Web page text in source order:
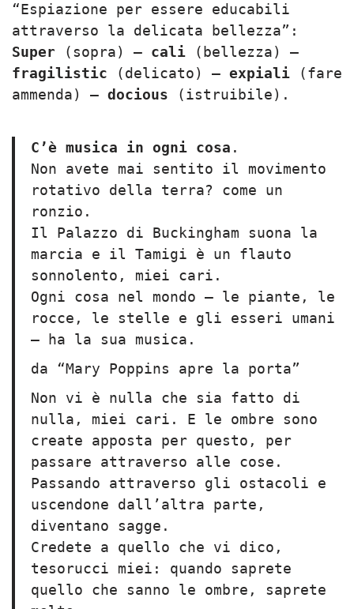
“Espiazione per essere educabili
attraverso la delicata bellezza”:
Super (sopra) – cali (bellezza) –
fragilistic (delicato) – expiali (fare
ammenda) – docious (istruibile).
C’è musica in ogni cosa .
Non avete mai sentito il movimento
rotativo della terra? come un
ronzio.
Il Palazzo di Buckingham suona la
marcia e il Tamigi è un flauto
sonnolento, miei cari.
Ogni cosa nel mondo – le piante, le
rocce, le stelle e gli esseri umani
– ha la sua musica.
da “Mary Poppins apre la porta”
Non vi è nulla che sia fatto di
nulla, miei cari. E le ombre sono
create apposta per questo, per
passare attraverso alle cose.
Passando attraverso gli ostacoli e
uscendone dall’altra parte,
diventano sagge.
Credete a quello che vi dico,
tesorucci miei: quando saprete
quello che sanno le ombre, saprete